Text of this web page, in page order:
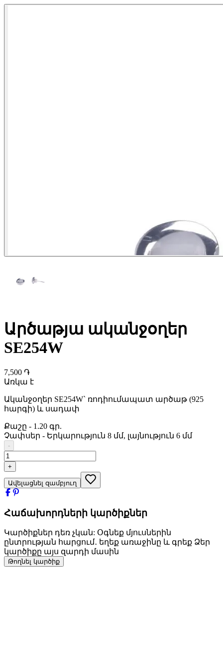
Արծաթյա ականջօղեր
SE254W
7,500 ֏
Առկա է
Ականջօղեր SE254W` ռոդիումապատ արծաթ (925
հարգի) և սադափ
Քաշը - 1.20 գր.
Չափսեր - Երկարություն 8 մմ, լայնություն 6 մմ
-
+
Ավելացնել զամբյուղ
Հաճախորդների կարծիքներ
Կարծիքներ դեռ չկան: Օգնեք մյուսներին
ընտրության հարցում․ եղեք առաջինը և գրեք Ձեր
կարծիքը այս զարդի մասին
Թողնել կարծիք